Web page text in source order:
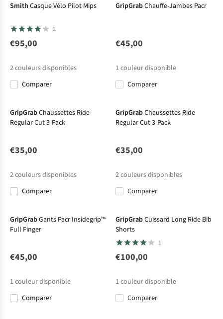
Smith Casque Vélo Pilot Mips
2
€95,00
2couleurs disponibles
Comparer
GripGrabChauffe-Jambes Pacr
€45,00
1 couleur disponible
Comparer
GripGrabChaussettes Ride
Regular Cut 3-Pack
€35,00
2couleurs disponibles
Comparer
GripGrabChaussettes Ride
Regular Cut 3-Pack
€35,00
2couleurs disponibles
Comparer
GripGrabGants Pacr Insidegrip™
Full Finger
€45,00
1 couleur disponible
Comparer
GripGrabCuissard Long Ride Bib
Shorts
1
€100,00
1 couleur disponible
Comparer